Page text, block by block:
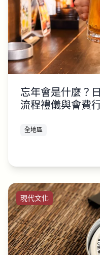
忘年會是什麼？
流程禮儀與會費
全地區
現代文化